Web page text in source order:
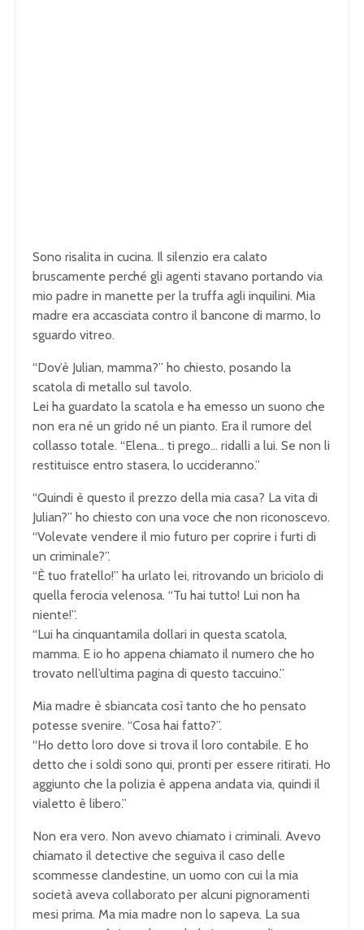
Sono risalita in cucina. Il silenzio era calato
bruscamente perché gli agenti stavano portando via
mio padre in manette per la truffa agli inquilini. Mia
madre era accasciata contro il bancone di marmo, lo
sguardo vitreo.
“Dov’è Julian, mamma?” ho chiesto, posando la
scatola di metallo sul tavolo.
Lei ha guardato la scatola e ha emesso un suono che
non era né un grido né un pianto. Era il rumore del
collasso totale. “Elena… ti prego… ridalli a lui. Se non li
restituisce entro stasera, lo uccideranno.”
“Quindi è questo il prezzo della mia casa? La vita di
Julian?” ho chiesto con una voce che non riconoscevo.
“Volevate vendere il mio futuro per coprire i furti di
un criminale?”.
“È tuo fratello!” ha urlato lei, ritrovando un briciolo di
quella ferocia velenosa. “Tu hai tutto! Lui non ha
niente!”.
“Lui ha cinquantamila dollari in questa scatola,
mamma. E io ho appena chiamato il numero che ho
trovato nell’ultima pagina di questo taccuino.”
Mia madre è sbiancata così tanto che ho pensato
potesse svenire. “Cosa hai fatto?”.
“Ho detto loro dove si trova il loro contabile. E ho
detto che i soldi sono qui, pronti per essere ritirati. Ho
aggiunto che la polizia è appena andata via, quindi il
vialetto è libero.”
Non era vero. Non avevo chiamato i criminali. Avevo
chiamato il detective che seguiva il caso delle
scommesse clandestine, un uomo con cui la mia
società aveva collaborato per alcuni pignoramenti
mesi prima. Ma mia madre non lo sapeva. La sua